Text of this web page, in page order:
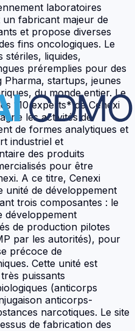
laboratoires
un fabricant majeur de
et propose diverses
fins oncologiques. Le
stériles, liquides,
préremplies pour des
startups, jeunes
du monde entier. Le
110 experts* de Cenexi
les activités de
de formes analytiques et
industriel et
des produits
pour être
A ce titre, Cenexi
unité de développement
trois composantes : le
développement
de production pilotes
par les autorités), pour
précoce de
Cette unité est
puissants
(anticorps
anticorps-
narcotiques. Le site
de fabrication des